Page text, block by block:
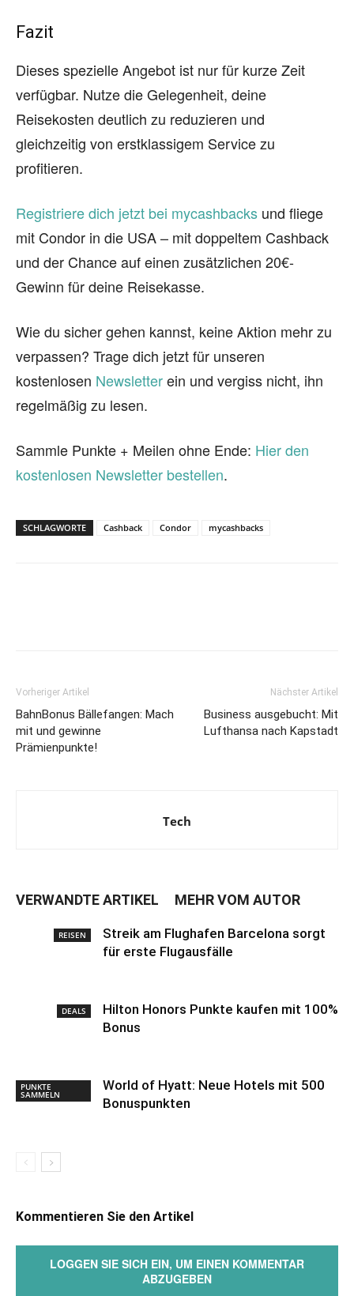
Fazit
Dieses spezielle Angebot ist nur für kurze Zeit
verfügbar. Nutze die Gelegenheit, deine
Reisekosten deutlich zu reduzieren und
gleichzeitig von erstklassigem Service zu
profitieren.
Registriere dich jetzt bei mycashbacks und fliege
mit Condor in die USA – mit doppeltem Cashback
und der Chance auf einen zusätzlichen 20€-
Gewinn für deine Reisekasse.
Wie du sicher gehen kannst, keine Aktion mehr zu
verpassen? Trage dich jetzt für unseren
kostenlosen Newsletterein und vergiss nicht, ihn
regelmäßig zu lesen.
Sammle Punkte + Meilen ohne Ende: Hier den
kostenlosen Newsletter bestellen.
SCHLAGWORTE Cashback Condor mycashbacks
Vorheriger Artikel
BahnBonus Bällefangen: Mach
mit und gewinne
Prämienpunkte!
Nächster Artikel
Business ausgebucht: Mit
Lufthansa nach Kapstadt
Tech
VERWANDTE ARTIKEL MEHR VOM AUTOR
REISEN
Streik am Flughafen Barcelona sorgt
für erste Flugausfälle
DEALS
Hilton Honors Punkte kaufen mit 100%
Bonus
PUNKTE
SAMMELN
World of Hyatt: Neue Hotels mit 500
Bonuspunkten
Kommentieren Sie den Artikel
LOGGEN SIE SICH EIN, UM EINEN KOMMENTAR
ABZUGEBEN